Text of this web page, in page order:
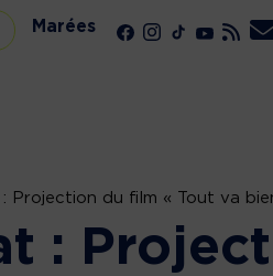
Marées
Projection du film « Tout va
: